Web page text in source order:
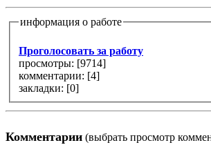
информация о работе
Проголосовать за работу
просмотры: [9714]
комментарии: [4]
закладки: [0]
Комментарии (выбрать просмотр